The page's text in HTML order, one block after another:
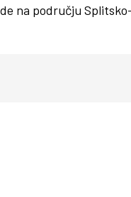
na području